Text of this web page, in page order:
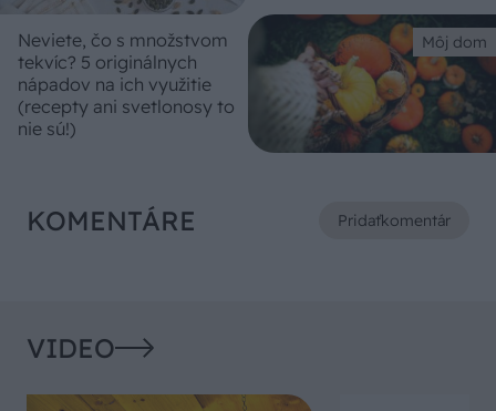
Môj dom
Neviete, čo s množstvom
tekvíc? 5 originálnych
nápadov na ich využitie
(recepty ani svetlonosy to
nie sú!)
KOMENTÁRE Pridaťkomentár
VIDEO